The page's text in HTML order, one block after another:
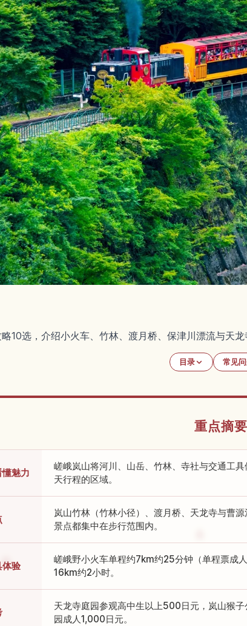
10选，介绍小火车、竹林、渡月桥、保津川漂流与天
目录 常见
重点摘要
魅力
嵯峨岚山将河川、山岳、竹林、寺社与交通工
天行程的区域。
岚山竹林（竹林小径）、渡月桥、天龙寺与曹
景点都集中在步行范围内。
体验
嵯峨野小火车单程约7km约25分钟（单程票成
16km约2小时。
天龙寺庭园参观高中生以上500日元，岚山猴
园成人1,000日元。